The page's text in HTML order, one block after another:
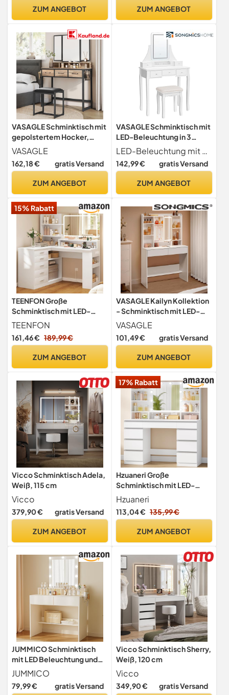
ZUM ANGEBOT ZUM ANGEBOT
VASAGLE Schminktisch mit
gepolstertem Hocker,
Frisiertisch mit dreifachem
Spiegel, 3 Schubladen,
Haartrocknerhalter,
Industriestil, eichenbraun-
VASAGLE
162,18 € gratis Versand
ZUM ANGEBOT
VASAGLE Schminktisch mit
LED-Beleuchtung in 3
Farben, Frisiertisch mit
360° drehbarem Spiegel,
Kosmetiktisch mit
Schubladen, abnehmbarem
RDT25WL
LED-Beleuchtung mit 3 Farben & einstellbarer Intensität Kurzes Drücken zum Wechseln der Farben, langes Drücken zum Einstellen der Intensität, sodass Sie das passende Licht finden und ein perfektes Make-up erzielen können
142,99 € gratis Versand
ZUM ANGEBOT
15% Rabatt
TEENFON Große
Schminktisch mit LED-
Beleuchtung und Spiegel,
Schminktisch mit
Schubladen und offene
Steckdosen,
Schubläden+ 5 seitliche
Ablageräume
TEENFON
161,46 € 189,99 €
ZUM ANGEBOT
VASAGLE Kailyn Kollektion
- Schminktisch mit LED-
Beleuchtung, 3 Farben mit
Einstellbarer Helligkeit,
Frisiertisch mit Spiegel, mit
Schubladen, weiß
VASAGLE
101,49 € gratis Versand
ZUM ANGEBOT
Vicco Schminktisch Adela,
Weiß, 115 cm
Vicco
379,90 € gratis Versand
ZUM ANGEBOT
17% Rabatt
Hzuaneri Große
Schminktisch mit LED-
Beleuchtung, 40 x 108 x 140
cm, Weiß
Hzuaneri
113,04 € 135,99 €
ZUM ANGEBOT
JUMMICO Schminktisch
mit LED Beleuchtung und
Spiegel, Einstellbare
Helligkeit und
Farbtemperatur,
JUMMICO
79,99 € gratis Versand
Vicco Schminktisch Sherry,
Weiß, 120 cm
Vicco
349,90 € gratis Versand